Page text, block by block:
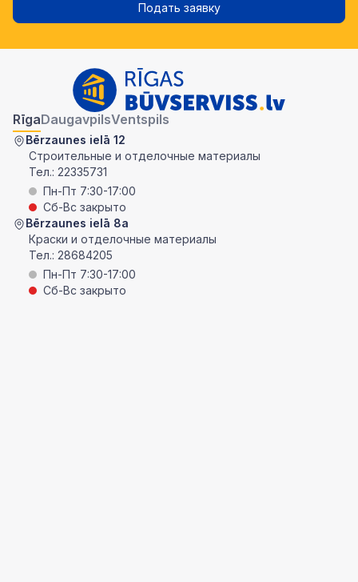
Подать заявку
RīgaDaugavpilsVentspils
Bērzaunes ielā 12
Строительные и отделочные материалы
Тел.: 22335731
Пн-Пт 7:30-17:00
Сб-Вс закрыто
Bērzaunes ielā 8a
Краски и отделочные материалы
Тел.: 28684205
Пн-Пт 7:30-17:00
Сб-Вс закрыто